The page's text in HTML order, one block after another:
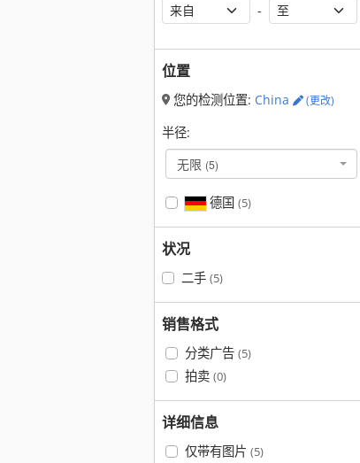
-
位置
您的检测位置: China (更改)
半径:
无限 (5)
德国 (5)
状况
二手 (5)
销售格式
分类广告 (5)
拍卖 (0)
详细信息
仅带有图片 (5)